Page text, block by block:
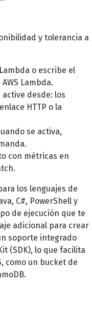
y tolerancia a
o escribe el
Lambda.
desde: los
HTTP o la
se activa,
con métricas en
los lenguajes de
C#, PowerShell y
de ejecución que te
adicional para crear
soporte integrado
(SDK), lo que facilita
como un bucket de